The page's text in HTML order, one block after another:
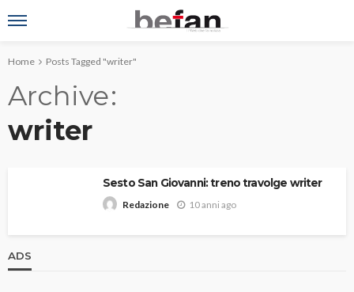
Home Posts Tagged "writer"
Archive
writer
Sesto San Giovanni: treno travolge writer
Redazione 10 anni ago
ADS